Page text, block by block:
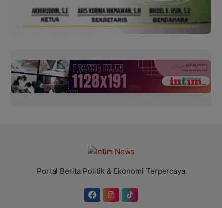
Portal Berita Politik & Ekonomi Terpercaya